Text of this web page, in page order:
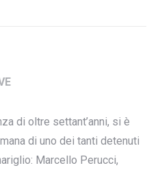
di oltre settant’anni, si è
di uno dei tanti detenuti
Marcello Perucci,